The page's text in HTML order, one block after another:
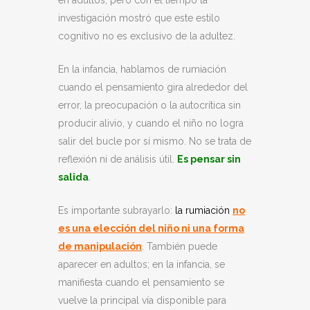
investigación mostró que este estilo
cognitivo no es exclusivo de la adultez.
En la infancia, hablamos de rumiación
cuando el pensamiento gira alrededor del
error, la preocupación o la autocrítica sin
producir alivio, y cuando el niño no logra
salir del bucle por sí mismo. No se trata de
reflexión ni de análisis útil.
Es pensar sin
salida
Es importante subrayarlo: la rumiación no
es una elección del niño ni una forma
de manipulación . También puede
aparecer en adultos; en la infancia, se
manifiesta cuando el pensamiento se
vuelve la principal vía disponible para